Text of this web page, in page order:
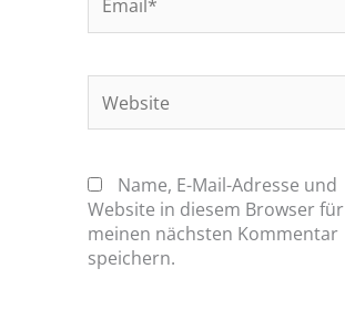
Name, E-Mail-Adresse und
Website in diesem Browser für
meinen nächsten Kommentar
speichern.